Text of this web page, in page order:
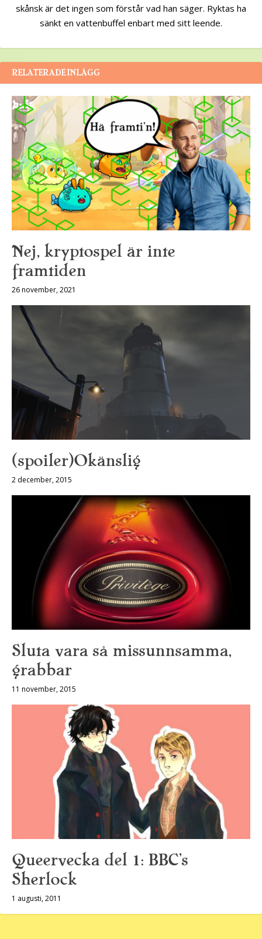
skånsk är det ingen som förstår vad han säger. Ryktas ha
sänkt en vattenbuffel enbart med sitt leende.
RELATERADE INLÄGG
Nej, kryptospel är inte
framtiden
26 november, 2021
(spoiler)Okänslig
2 december, 2015
Sluta vara så missunnsamma,
grabbar
11 november, 2015
Queervecka del 1: BBC’s
Sherlock
1 augusti, 2011